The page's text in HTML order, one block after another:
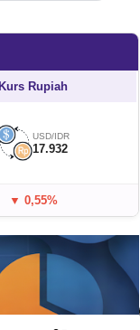
Kurs Rupiah
USD/IDR
17.932
▼ 0,55%